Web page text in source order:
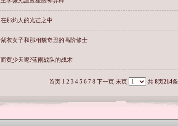
在那灼人的光芒之中
紫衣女子和那相貌奇丑的高阶修士
而黄少天呢?蓝雨战队的战术
首页 1 2 3 4 5 6 7 8 下一页 末页 共 8页214条